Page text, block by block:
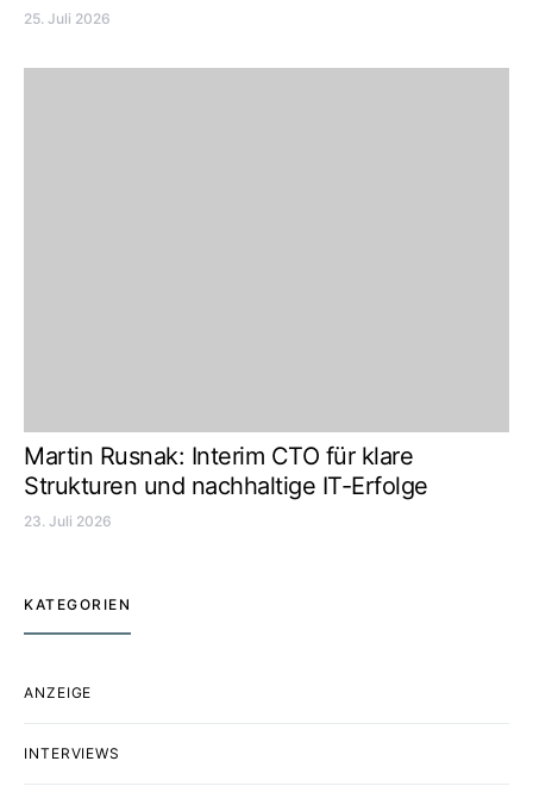
25. Juli 2026
Martin Rusnak: Interim CTO für klare
Strukturen und nachhaltige IT-Erfolge
23. Juli 2026
KATEGORIEN
ANZEIGE
INTERVIEWS